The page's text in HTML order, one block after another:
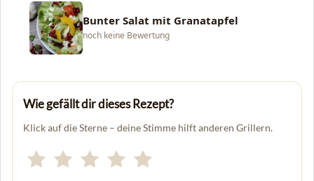
Bunter Salat mit Granatapfel
noch keine Bewertung
Wie gefällt dir dieses Rezept?
Klick auf die Sterne – deine Stimme hilft anderen Grillern.